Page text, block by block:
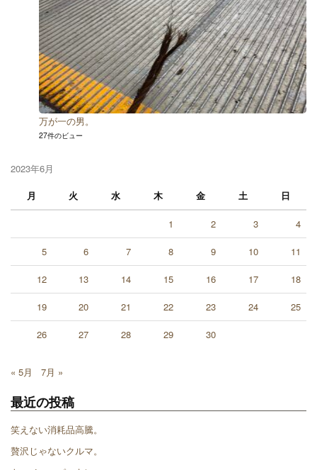
万が一の男。
27件のビュー
2023年6月
月
火 水 木 金 土 日
1 2 3 4
5 6 7 8 9 10 11
12 13 14 15 16 17 18
19 20 21 22 23 24 25
26 27 28 29 30
« 5月 7月 »
最近の投稿
笑えない消耗品高騰。
贅沢じゃないクルマ。